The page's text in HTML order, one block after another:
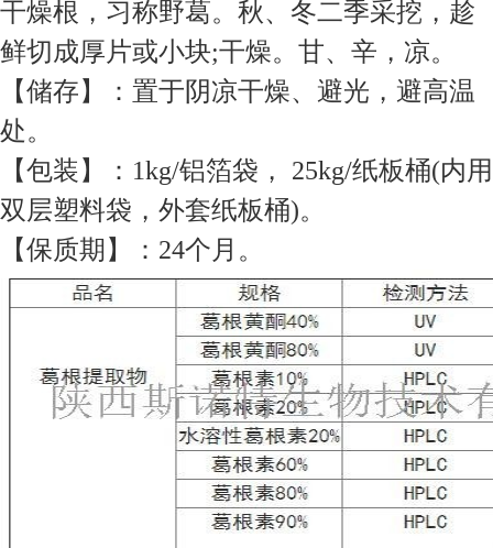
干燥根，习称野葛。秋、冬二季采挖，趁
鲜切成厚片或小块;干燥。甘、辛，凉。
【储存】：置于阴凉干燥、避光，避高温
处。
【包装】：1kg/铝箔袋， 25kg/纸板桶(内用
双层塑料袋，外套纸板桶)。
【保质期】：24个月。